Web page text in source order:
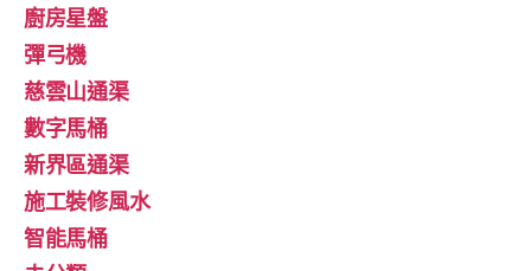
廚房星盤
彈弓機
慈雲山通渠
數字馬桶
新界區通渠
施工裝修風水
智能馬桶